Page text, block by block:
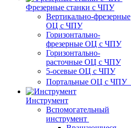
Фрезерные станки с ЧПУ
Вертикально-фрезерные
ОЦ с ЧПУ
Горизонтально-
фрезерные ОЦ с ЧПУ
Горизонтально-
расточные ОЦ с ЧПУ
5-осевые ОЦ с ЧПУ
Портальные ОЦ с ЧПУ
Инструмент
Вспомогательный
инструмент